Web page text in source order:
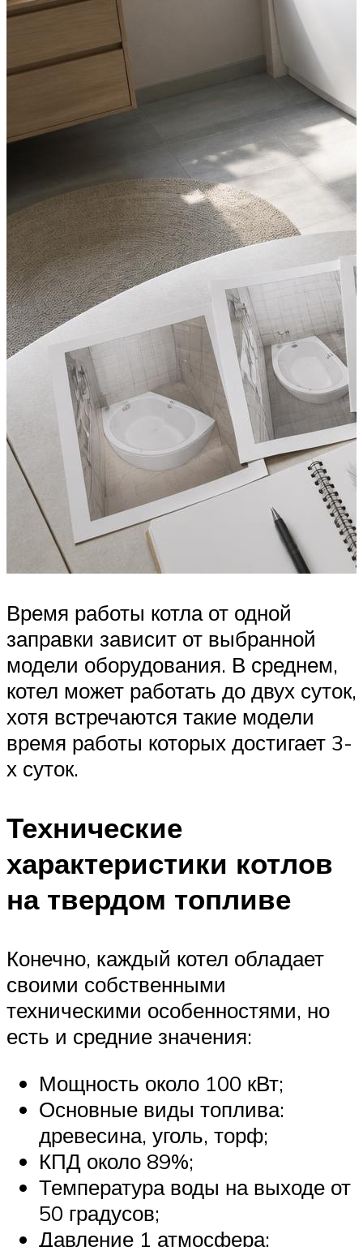
Время работы котла от одной
заправки зависит от выбранной
модели оборудования. В среднем,
котел может работать до двух суток,
хотя встречаются такие модели
время работы которых достигает 3-
х суток.
Технические
характеристики котлов
на твердом топливе
Конечно, каждый котел обладает
своими собственными
техническими особенностями, но
есть и средние значения:
Мощность около 100 кВт;
Основные виды топлива:
древесина, уголь, торф;
КПД около 89%;
Температура воды на выходе от
50 градусов;
Давление 1 атмосфера;